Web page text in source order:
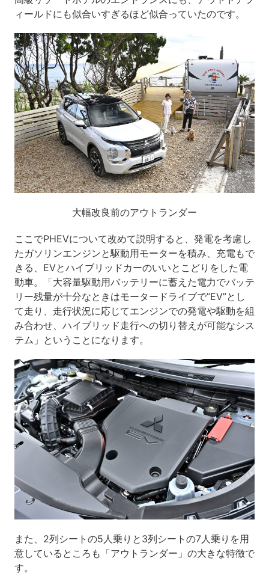
ィールドにも似合いすぎるほど似合っていたのです。
大幅改良前のアウトランダー
ここでPHEVについて改めて説明すると、発電を考慮し
たガソリンエンジンと駆動用モーターを積み、充電もで
きる、EVとハイブリッドカーのいいとこどりをした電
動車。「大容量駆動用バッテリーに蓄えた電力でバッテ
リー残量が十分なときはモータードライブで”EV”とし
て走り、走行状況に応じてエンジンでの発電や駆動を組
み合わせ、ハイブリッド走行への切り替えが可能なシス
テム」ということになります。
また、2列シートの5人乗りと3列シートの7人乗りを用
意しているところも「アウトランダー」の大きな特徴で
す。